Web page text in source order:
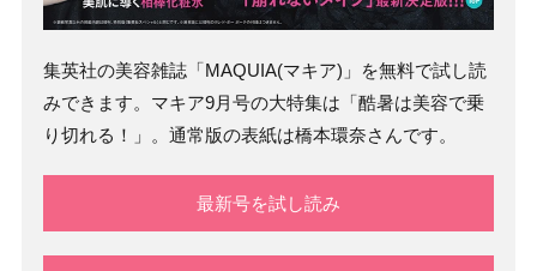
集英社の美容雑誌「MAQUIA(マキア)」を無料で試し読
みできます。マキア9月号の大特集は「酷暑は美容で乗
り切れる！」。通常版の表紙は橋本環奈さんです。
最新号を試し読み